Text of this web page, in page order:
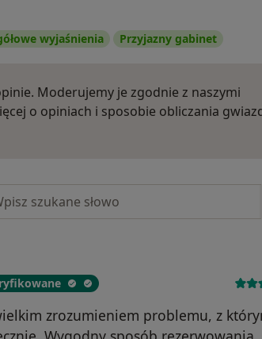
wyjaśnienia Przyjazny gabinet
Moderujemy je zgodnie z naszymi
o opiniach i sposobie obliczania
w opiniach
zrozumieniem problemu, z